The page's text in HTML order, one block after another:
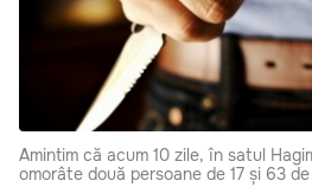
Amintim că acum 10 zile, în satul
omorâte două persoane de 17 și 63